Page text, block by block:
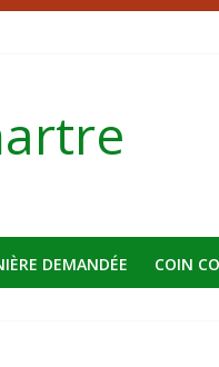
DEMANDÉE COIN